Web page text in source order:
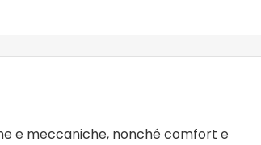
e meccaniche, nonché comfort e